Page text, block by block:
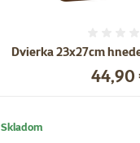
Dvierka 23x27cm
Cena
44,90
Skladom